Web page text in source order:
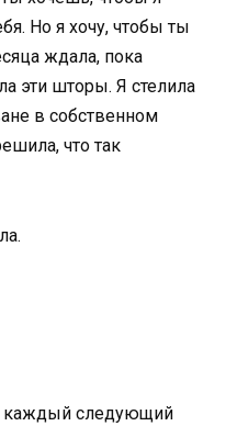
Но я хочу, чтобы ты
ждала, пока
эти шторы. Я стелила
в собственном
что так
каждый следующий